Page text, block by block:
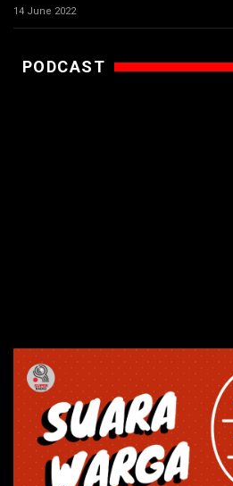
14 June 2022
PODCAST